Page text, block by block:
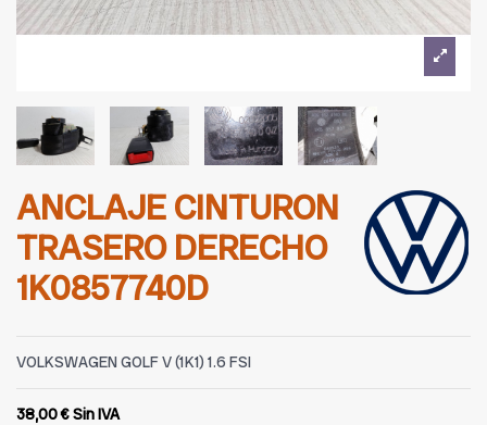
ANCLAJE CINTURON
TRASERO DERECHO
1K0857740D
VOLKSWAGEN GOLF V (1K1) 1.6 FSI
38,00 €Sin IVA